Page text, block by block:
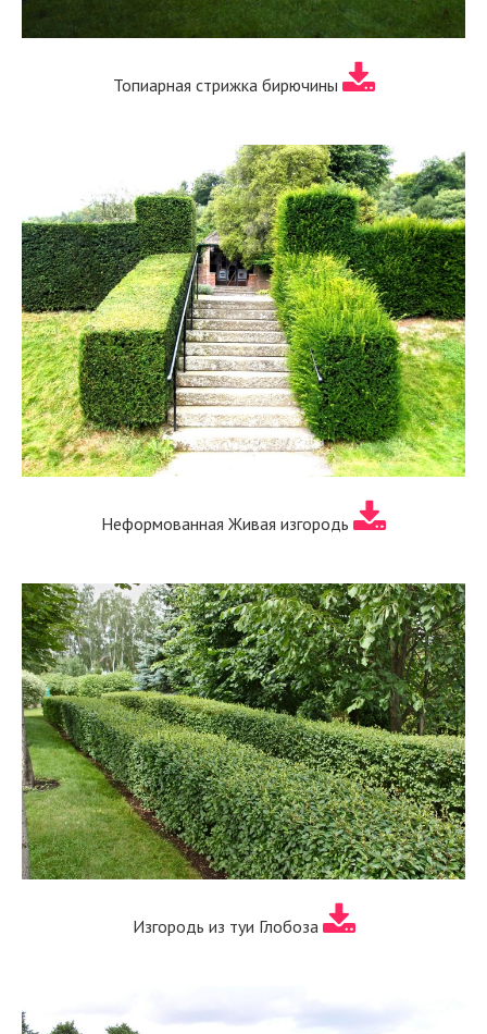
Топиарная стрижка бирючины
Неформованная Живая изгородь
Изгородь из туи Глобоза